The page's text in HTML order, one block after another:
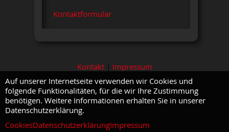
Kontaktformular
Kontakt| Impressum
Auf unserer Internetseite verwenden wir Cookies und
folgende Funktionalitäten, für die wir Ihre Zustimmung
benötigen. Weitere Informationen erhalten Sie in unserer
Datenschutzerklärung.
CookiesDatenschutzerklärungImpressum